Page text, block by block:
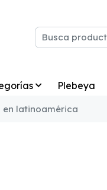
Plebeya
en latinoamérica